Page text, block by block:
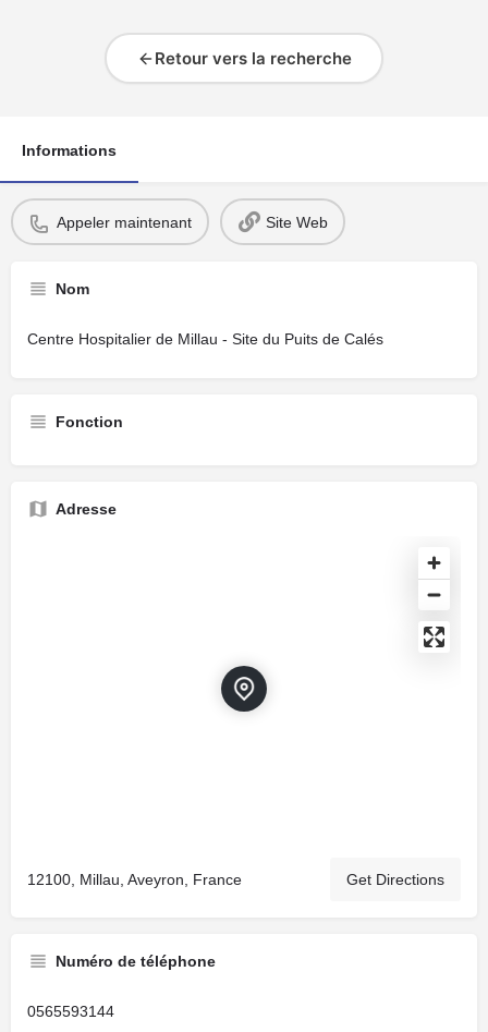
Retour vers la recherche
Informations
Appeler maintenant Site Web
Nom
Centre Hospitalier de Millau - Site du Puits de Calés
Fonction
Adresse
12100, Millau, Aveyron, France Get Directions
Numéro de téléphone
0565593144